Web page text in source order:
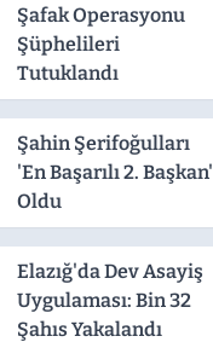
Şafak Operasyonu
Şüphelileri
Tutuklandı
Şahin Şerifoğulları
'En Başarılı 2. Başkan'
Oldu
Elazığ'da Dev Asayiş
Uygulaması: Bin 32
Şahıs Yakalandı